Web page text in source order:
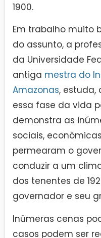
1900.
Em trabalho muito
do assunto, a
da Universidade
antiga mestra do
Amazonas, estuda,
essa fase da vida
demonstra as
sociais,
permearam o
conduzir a um
dos tenentes de
governador e seu
Inúmeras cenas
casos podem ser